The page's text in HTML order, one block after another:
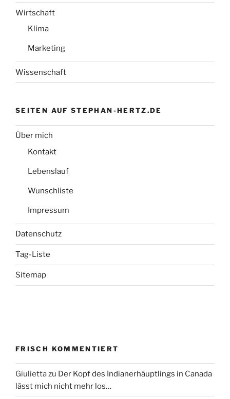
Wirtschaft
Klima
Marketing
Wissenschaft
SEITEN AUF STEPHAN-HERTZ.DE
Über mich
Kontakt
Lebenslauf
Wunschliste
Impressum
Datenschutz
Tag-Liste
Sitemap
FRISCH KOMMENTIERT
Giuliettazu Der Kopf des Indianerhäuptlings in Canada
lässt mich nicht mehr los…